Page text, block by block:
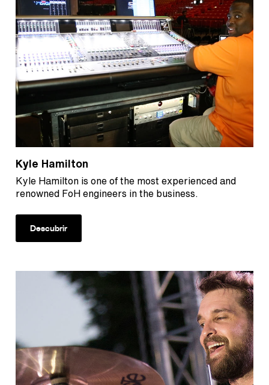
Kyle Hamilton
Kyle Hamilton is one of the most experienced and
renowned FoH engineers in the business.
Descubrir